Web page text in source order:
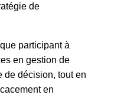
de
participant à
en gestion de
de décision, tout en
en